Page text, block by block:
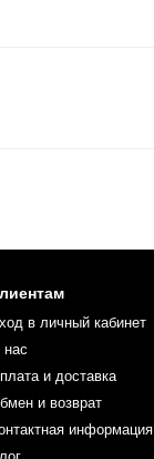
в личный кабинет
и доставка
и возврат
информация